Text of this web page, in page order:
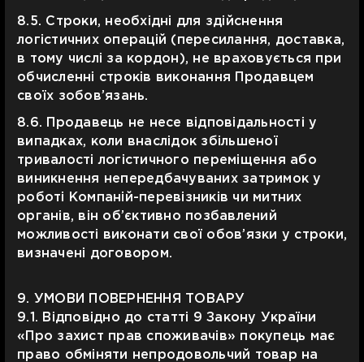
8.5. Строки, необхідні для здійснення
логістичних операцій (пересилання, доставка,
в тому числі за кордон), не враховується при
обчисленні строків виконання Продавцем
своїх зобов’язань.
8.6. Продавець не несе відповідальності у
випадках, коли внаслідок збільшеної
тривалості логістичного переміщення або
виникнення непередбачуваних затримок у
роботі Компаній-перевізників чи митних
органів, він об’єктивно позбавлений
можливості виконати свої обов’язки у строки,
визначені договором.
9. УМОВИ ПОВЕРНЕННЯ ТОВАРУ
9.1. Відповідно до статті 9 Закону України
«Про захист прав споживачів» покупець має
право обміняти непродовольчий товар на